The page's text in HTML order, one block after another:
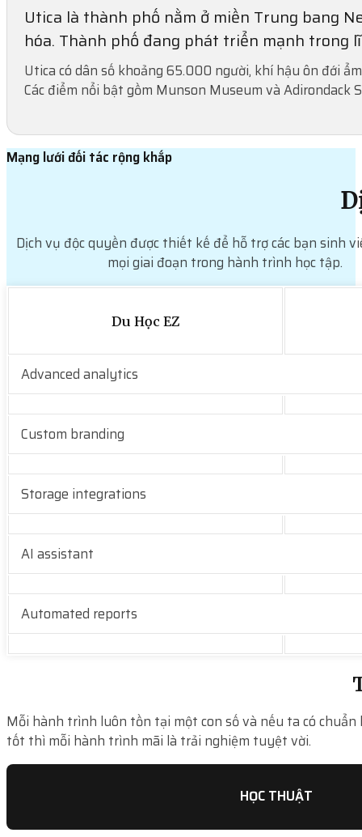
Utica là thành phố nằm ở miền Trung bang
hóa. Thành phố đang phát triển mạnh trong
Utica có dân số khoảng 65.000 người, khí hậu ôn đới
Các điểm nổi bật gồm Munson Museum và Adirondack
Mạng lưới đối tác rộng khắp
Dịch vụ độc quyền được thiết kế để hỗ trợ các bạn sinh
mọi giai đoạn trong hành trình học tập.
Du Học EZ
Advanced analytics
Custom branding
Storage integrations
AI assistant
Automated reports
Mỗi hành trình luôn tồn tại một con số và nếu ta có chuẩn
tốt thì mỗi hành trình mãi là trải nghiệm tuyệt vời.
HỌC THUẬT